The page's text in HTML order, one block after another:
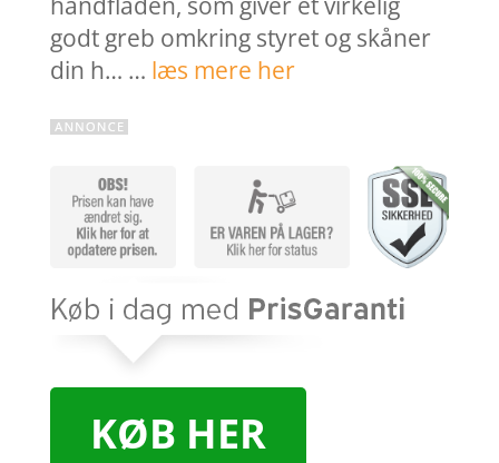
godt greb omkring styret og skåner
din h… … læs mere her
KØB HER